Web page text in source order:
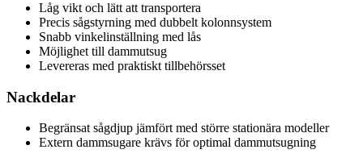
Låg vikt och lätt att transportera
Precis sågstyrning med dubbelt kolonnsystem
Snabb vinkelinställning med lås
Möjlighet till dammutsug
Levereras med praktiskt tillbehörsset
Nackdelar
Begränsat sågdjup jämfört med större stationära modeller
Extern dammsugare krävs för optimal dammutsugning